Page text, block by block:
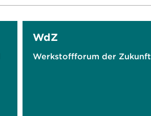
WdZ
Werkstoffforum der Zukunft